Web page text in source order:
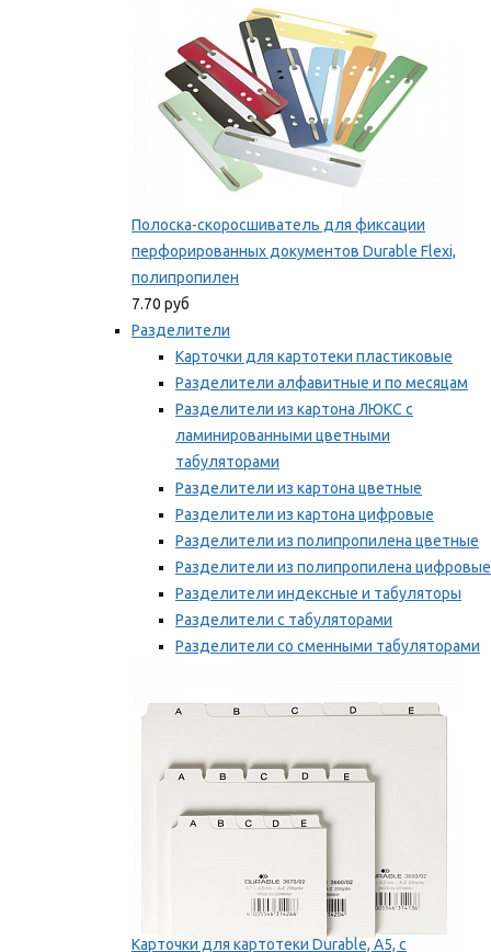
Полоска-скоросшиватель для фиксации
перфорированных документов Durable Flexi,
полипропилен
7.70 руб
Разделители
Карточки для картотеки пластиковые
Разделители алфавитные и по месяцам
Разделители из картона ЛЮКС с
ламинированными цветными
табуляторами
Разделители из картона цветные
Разделители из картона цифровые
Разделители из полипропилена цветные
Разделители из полипропилена цифровые
Разделители индексные и табуляторы
Разделители с табуляторами
Разделители со сменными табуляторами
Карточки для картотеки Durable, A5, с